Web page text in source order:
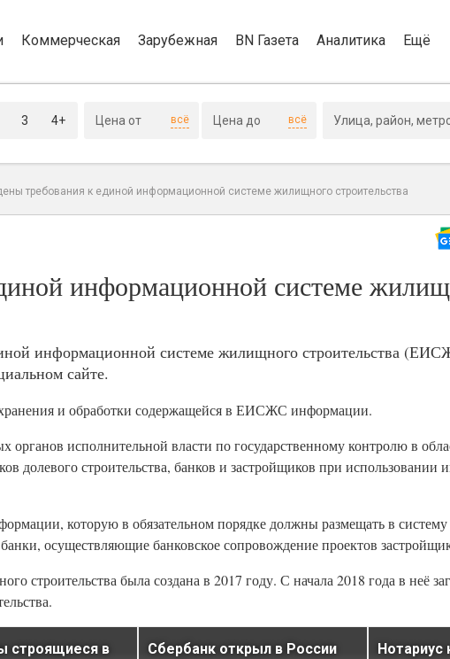
Коммерческая Зарубежная BN Газета Аналитика Ещё
3 4+ всё всё
требования к единой информационной системе жилищного строительства
информационной системе
информационной системе жилищного строительства
сайте.
и обработки содержащейся в ЕИСЖС информации.
исполнительной власти по государственному контролю в
долевого строительства, банков и застройщиков при использовании
которую в обязательном порядке должны размещать в
осуществляющие банковское сопровождение проектов
строительства была создана в 2017 году. С начала 2018 года в неё
строящиеся в
Сбербанк открыл в России
Нотариус